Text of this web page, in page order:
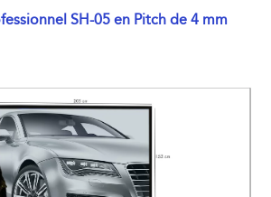
SH-05 en Pitch de 4 mm